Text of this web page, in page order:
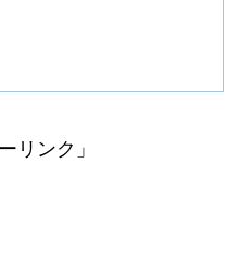
リンク」